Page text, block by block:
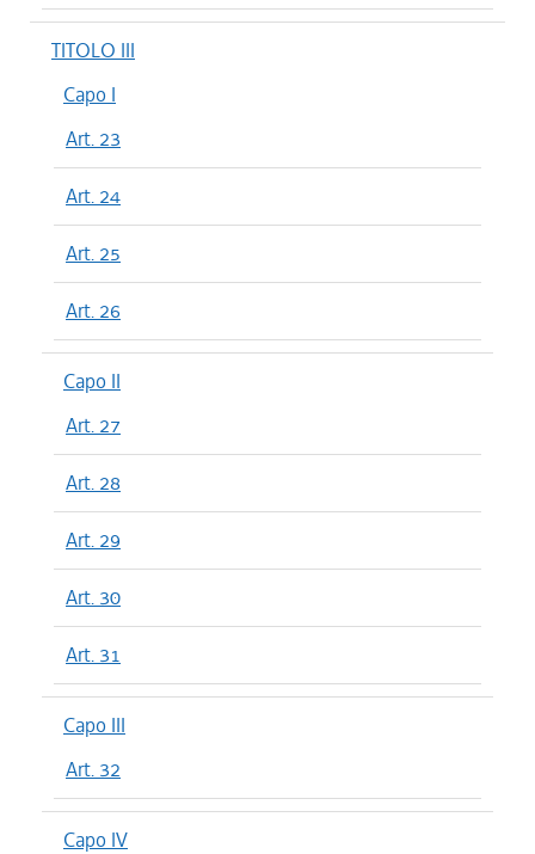
TITOLO III
Capo I
Art. 23
Art. 24
Art. 25
Art. 26
Capo II
Art. 27
Art. 28
Art. 29
Art. 30
Art. 31
Capo III
Art. 32
Capo IV